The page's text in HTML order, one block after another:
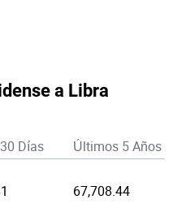
a Libra
Días Últimos 5 Años
67,708.44